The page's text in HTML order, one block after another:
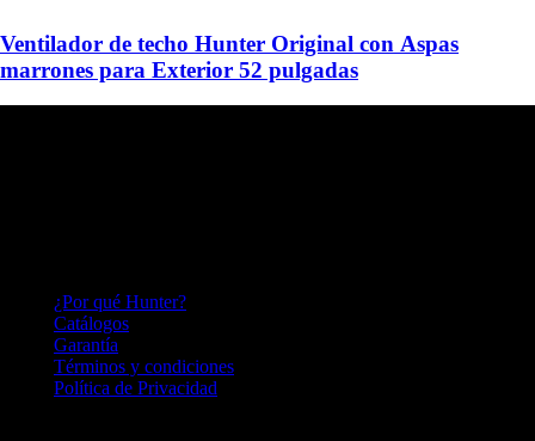
Ventilador de techo Hunter Original con Aspas
marrones para Exterior 52 pulgadas
¿Por qué Hunter?
Catálogos
Garantía
Términos y condiciones
Política de Privacidad